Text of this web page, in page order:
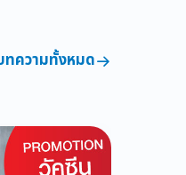
ทความทั้งหมด